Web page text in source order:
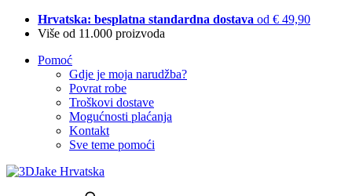
Hrvatska: besplatna standardna dostava od € 49,90
Više od 11.000 proizvoda
Pomoć
Gdje je moja narudžba?
Povrat robe
Troškovi dostave
Mogućnosti plaćanja
Kontakt
Sve teme pomoći